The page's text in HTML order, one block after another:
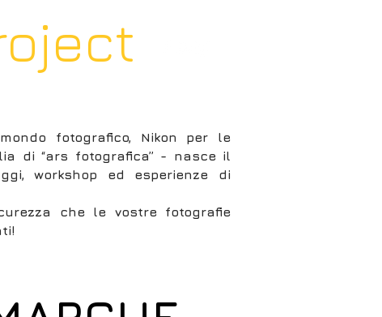
fotografico, Nikon per le
di “ars fotografica” - nasce il
workshop ed esperienze di
che le vostre fotografie